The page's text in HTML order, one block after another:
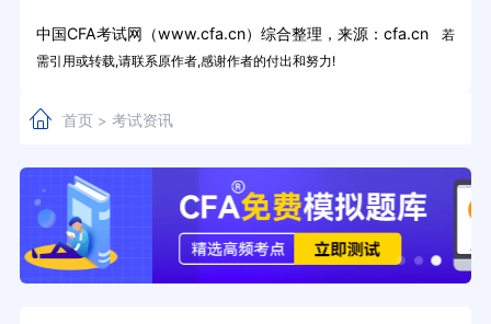
中国CFA考试网（www.cfa.cn）综合整理，来源：cfa.cn若
需引用或转载,请联系原作者,感谢作者的付出和努力!
首页> 考试资讯